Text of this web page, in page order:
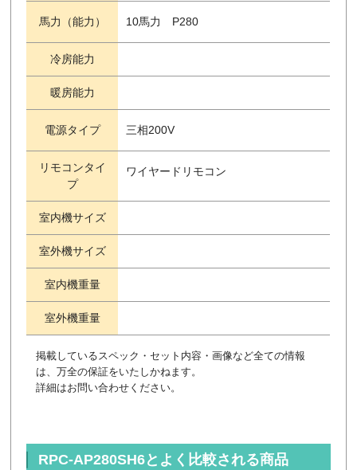
馬力（能力） 10馬力 P280
冷房能力
暖房能力
電源タイプ 三相200V
リモコンタイ
プ
ワイヤードリモコン
室内機サイズ
室外機サイズ
室内機重量
室外機重量
掲載しているスペック・セット内容・画像など全ての情報
は、万全の保証をいたしかねます。
詳細はお問い合わせください。
RPC-AP280SH6とよく比較される商品